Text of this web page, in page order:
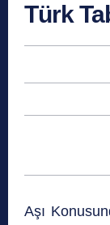
Türk
Aşı